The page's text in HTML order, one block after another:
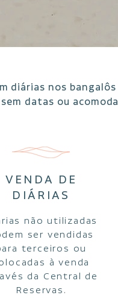
diárias nos bangalôs
datas ou
VENDA DE
DIÁRIAS
não utilizadas
ser vendidas
terceiros ou
à venda
da Central de
Reservas.